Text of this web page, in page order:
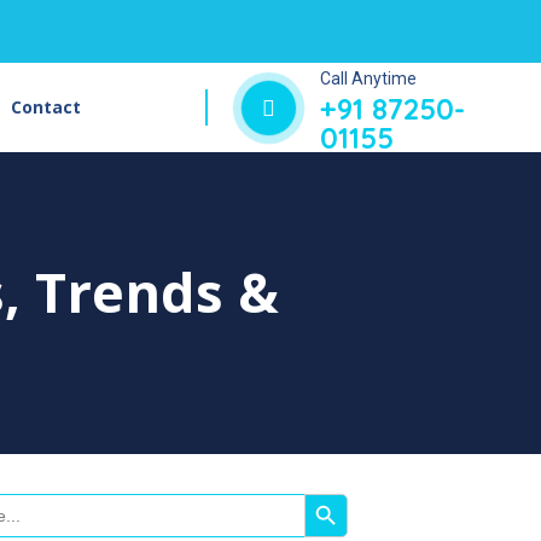
Contact
Call Anytime
+91 87250-
01155
Trends &
Search Button